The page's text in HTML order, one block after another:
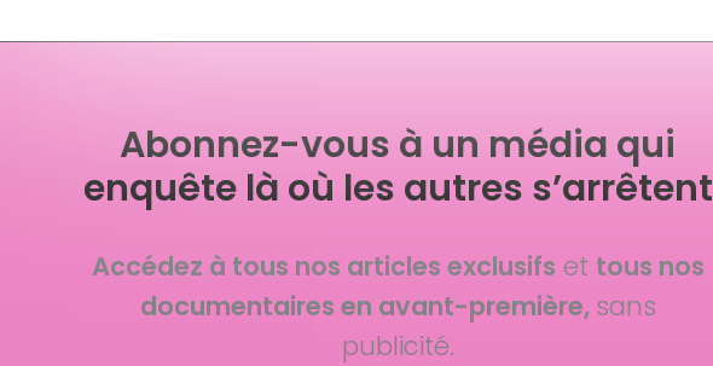
Abonnez-vous à un média qui
enquête là où les autres s’arrêtent
Accédez à tous nos articles exclusifs et tous nos
documentaires en avant-première, sans
publicité.